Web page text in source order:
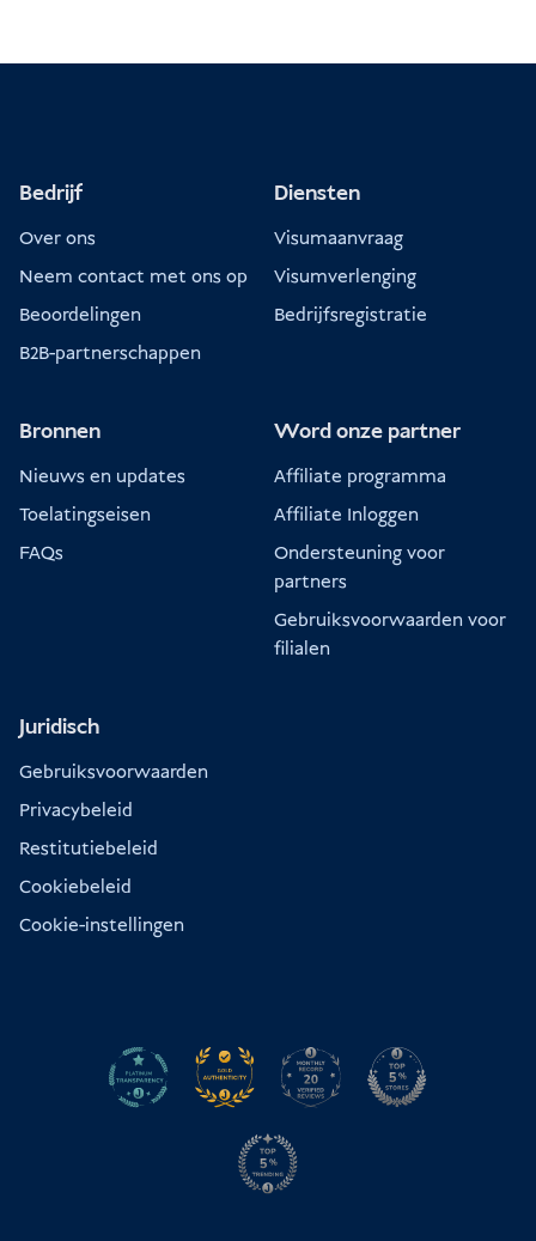
Bedrijf
Over ons
Neem contact met ons op
Beoordelingen
B2B-partnerschappen
Diensten
Visumaanvraag
Visumverlenging
Bedrijfsregistratie
Bronnen
Nieuws en updates
Toelatingseisen
FAQs
Word onze partner
Affiliate programma
Affiliate Inloggen
Ondersteuning voor
partners
Gebruiksvoorwaarden voor
filialen
Juridisch
Gebruiksvoorwaarden
Privacybeleid
Restitutiebeleid
Cookiebeleid
Cookie-instellingen